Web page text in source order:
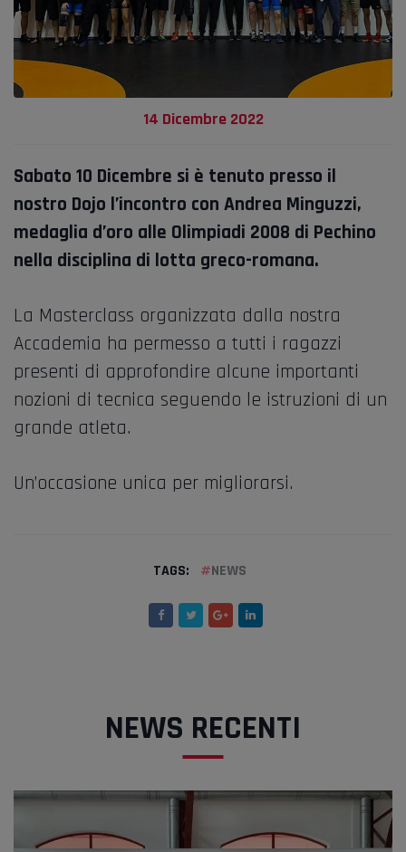
14 Dicembre 2022
Sabato 10 Dicembre si è tenuto presso il
nostro Dojo l’incontro con Andrea Minguzzi,
medaglia d’oro alle Olimpiadi 2008 di Pechino
nella disciplina di lotta greco-romana.
La Masterclass organizzata dalla nostra
Accademia ha permesso a tutti i ragazzi
presenti di approfondire alcune importanti
nozioni di tecnica seguendo le istruzioni di un
grande atleta.
Un’occasione unica per migliorarsi.
TAGS: NEWS
NEWS RECENTI